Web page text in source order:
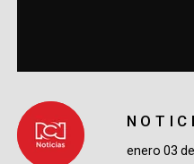
enero 03